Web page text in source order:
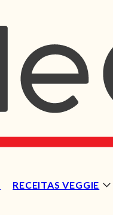
RECEITAS VEGGIE